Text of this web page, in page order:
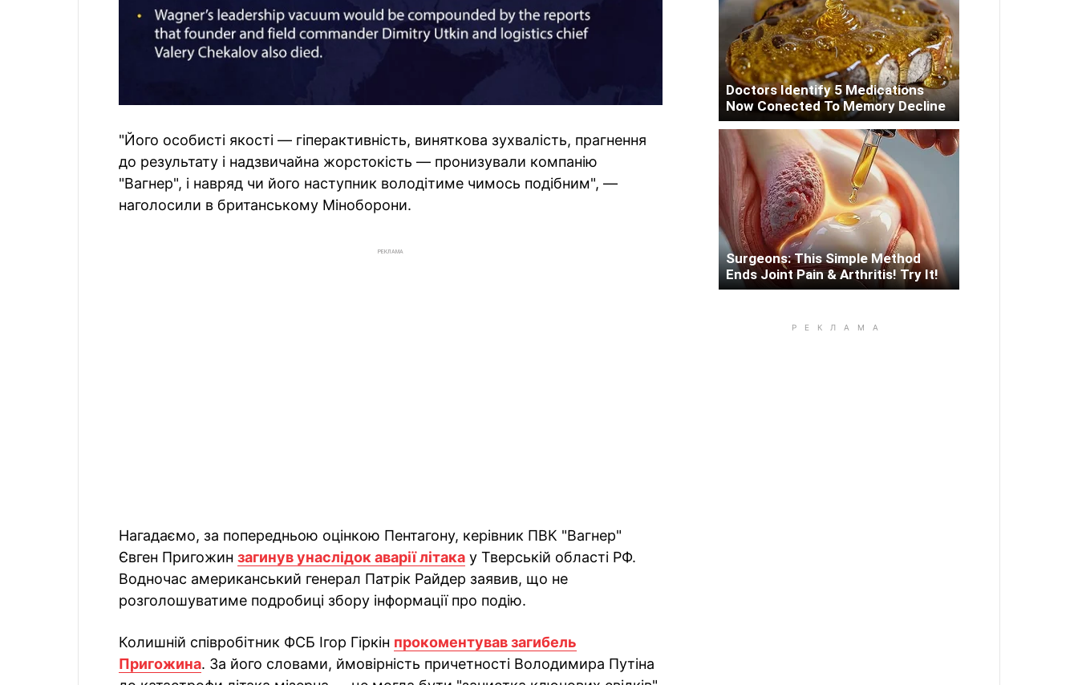
"Його особисті якості — гіперактивність, виняткова зухвалість, прагнення
до результату і надзвичайна жорстокість — пронизували компанію
"Вагнер", і навряд чи його наступник володітиме чимось подібним", —
наголосили в британському Міноборони.
РЕКЛАМА
Нагадаємо, за попередньою оцінкою Пентагону, керівник ПВК "Вагнер"
Євген Пригожин загинув унаслідок аварії літака у Тверській області РФ.
Водночас американський генерал Патрік Райдер заявив, що не
розголошуватиме подробиці збору інформації про подію.
Колишній співробітник ФСБ Ігор Гіркін прокоментував загибель
Пригожина. За його словами, ймовірність причетності Володимира Путіна
Doctors Identify 5 Medications
Now Conected To Memory Decline
Surgeons: This Simple Method
Ends Joint Pain & Arthritis! Try It!